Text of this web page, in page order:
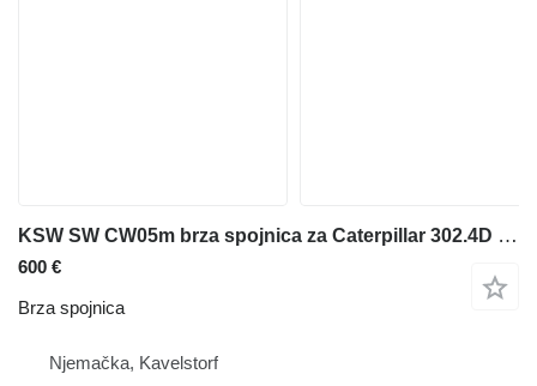
KSW SW CW05m brza spojnica za Caterpillar 302.4D mini bagera
600 €
Brza spojnica
Njemačka, Kavelstorf